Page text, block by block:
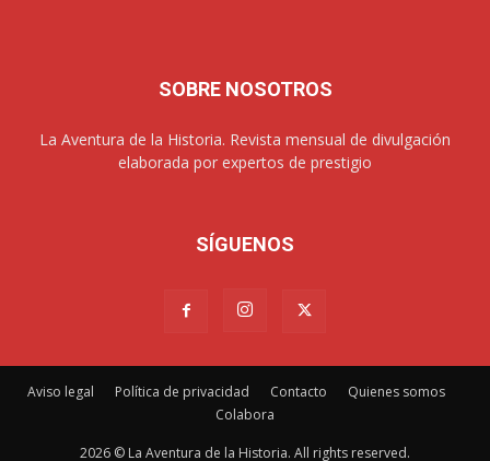
SOBRE NOSOTROS
La Aventura de la Historia. Revista mensual de divulgación
elaborada por expertos de prestigio
SÍGUENOS
Aviso legal Política de privacidad Contacto
Quienes somos
Colabora
2026 © La Aventura de la Historia. All rights reserved.